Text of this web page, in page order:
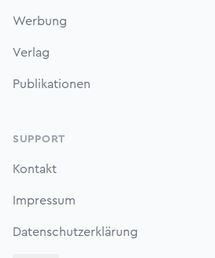
Werbung
Verlag
Publikationen
SUPPORT
Kontakt
Impressum
Datenschutzerklärung